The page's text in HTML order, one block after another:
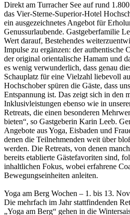
Direkt am Turracher See auf rund
das Vier-Sterne-Superior-Hotel
ein ausgezeichnetes Angebot für
Genussurlaubende. Gastgeberfamilie
Wert darauf, Bestehendes
Impulse zu ergänzen: der authentische
der original orientalische Hamam und
es wenig verwunderlich, dass genau
Schauplatz für eine Vielzahl liebevoll
Hochschober spüren die Gäste, dass
Entspannung ist. Das zeigt sich in den
Inklusivleistungen ebenso wie in
Retreats, die einen besonderen
bieten“, so Gastgeberin Karin Leeb.
Angebote aus Yoga, Eisbaden und
denen die Teilnehmenden weit über
werden. Die Retreats, von denen
bereits etablierte Gästefavoriten sind,
inhaltlichen Fokus, wobei erfahrene
Bewegungseinheiten anleiten.
Yoga am Berg Wochen – 1. bis 13.
Die mehrfach im Jahr stattfindenden
„Yoga am Berg“ gehen in die